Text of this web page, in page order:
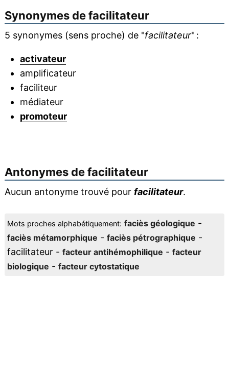
Synonymes defacilitateur
5 synonymes (sens proche) de "facilitateur" :
activateur
amplificateur
faciliteur
médiateur
promoteur
Antonymes defacilitateur
Aucun antonyme trouvé pour facilitateur.
Mots proches alphabétiquement: faciès géologique -
faciès métamorphique - faciès pétrographique -
facilitateur - facteur antihémophilique - facteur
biologique - facteur cytostatique